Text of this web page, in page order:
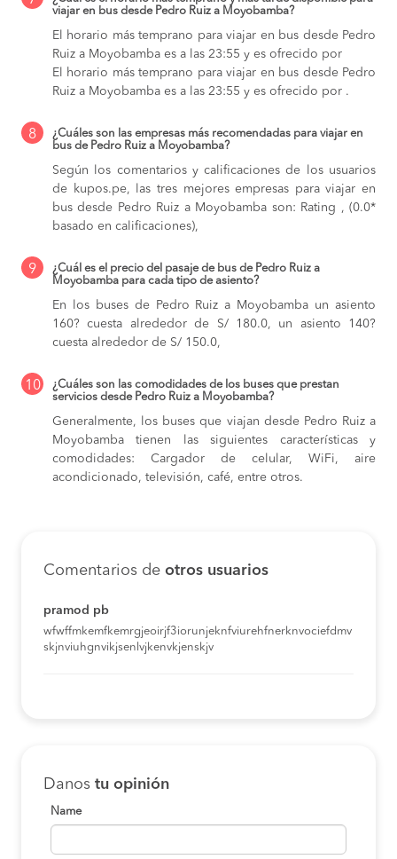
viajar en bus desde Pedro Ruiz a Moyobamba?
El horario más temprano para viajar en bus desde Pedro
Ruiz a Moyobamba es a las 23:55 y es ofrecido por
El horario más temprano para viajar en bus desde Pedro
Ruiz a Moyobamba es a las 23:55 y es ofrecido por .
8
¿Cuáles son las empresas más recomendadas para viajar en
bus de Pedro Ruiz a Moyobamba?
Según los comentarios y calificaciones de los usuarios
de kupos.pe, las tres mejores empresas para viajar en
bus desde Pedro Ruiz a Moyobamba son: Rating , (0.0*
basado en calificaciones),
9
¿Cuál es el precio del pasaje de bus de Pedro Ruiz a
Moyobamba para cada tipo de asiento?
En los buses de Pedro Ruiz a Moyobamba un asiento
160? cuesta alrededor de S/ 180.0, un asiento 140?
cuesta alrededor de S/ 150.0,
10
¿Cuáles son las comodidades de los buses que prestan
servicios desde Pedro Ruiz a Moyobamba?
Generalmente, los buses que viajan desde Pedro Ruiz a
Moyobamba tienen las siguientes características y
comodidades: Cargador de celular, WiFi, aire
acondicionado, televisión, café, entre otros.
Comentarios de otros usuarios
pramod pb
wfwffmkemfkemrgjeoirjf3iorunjeknfviurehfnerknvociefdmv
skjnviuhgnvikjsenlvjkenvkjenskjv
Danos tu opinión
Name